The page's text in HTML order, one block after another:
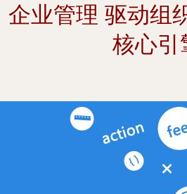
企业管理 驱动组
核心引